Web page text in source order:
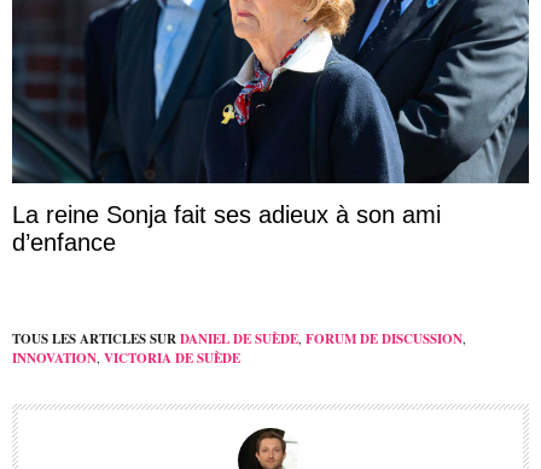
La reine Sonja fait ses adieux à son ami
d’enfance
TOUS LES ARTICLES SURDANIEL DE SUÈDE, FORUM DE DISCUSSION,
INNOVATION, VICTORIA DE SUÈDE